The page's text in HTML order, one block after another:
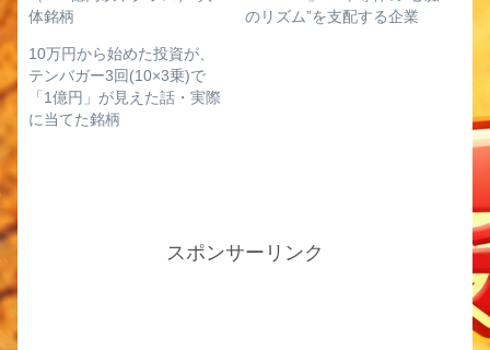
体銘柄
のリズム”を支配する企業
10万円から始めた投資が、
テンバガー3回(10×3乗)で
「1億円」が見えた話・実際
に当てた銘柄
スポンサーリンク